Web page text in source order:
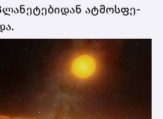
ატ­მოს­ფე­